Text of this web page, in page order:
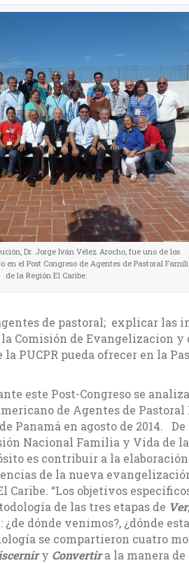
Dr. Jorge Iván Vélez Arocho, fue uno de los
en el Post Congreso de Agentes de Pastoral
de la Región El Caribe.
de pastoral; explicar las
Comisión de Evangelizacion y
PUCPR pueda ofrecer en la
este Post-Congreso se
de Agentes de Pastoral
Panamá en agosto de 2014.
Nacional Familia y Vida de
es contribuir a la
de la nueva
Caribe. “Los objetivos
de las tres etapas de Ver,
dónde venimos?, ¿dónde
se compartieron cuatro
y Convertira la manera de